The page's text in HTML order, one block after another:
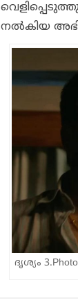
നൽകിയ
ദൃശ്യം